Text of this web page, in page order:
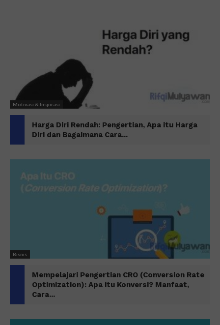
Motivasi & Inspirasi
Harga Diri Rendah: Pengertian, Apa itu Harga
Diri dan Bagaimana Cara...
Bisnis
Mempelajari Pengertian CRO (Conversion Rate
Optimization): Apa itu Konversi? Manfaat,
Cara...